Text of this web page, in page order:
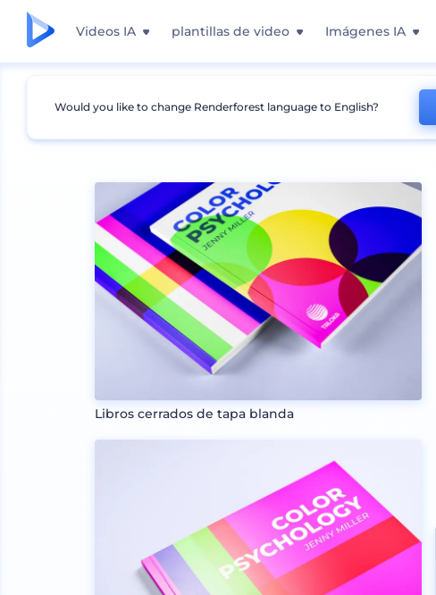
Videos IA plantillas de video Imágenes IA
Mockups Impresión Mockup de libro
Libros cerrados de tapa blanda
Would you like to change Renderforest language to English?